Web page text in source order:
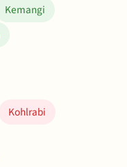
Kemangi
Kohlrabi